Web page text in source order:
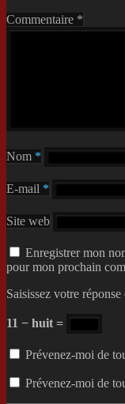
Commentaire *
Nom *
E-mail *
Site web
Enregistrer mon
pour mon prochain
Saisissez votre
11 − huit =
Prévenez-moi de
Prévenez-moi de